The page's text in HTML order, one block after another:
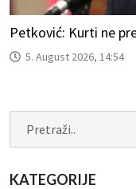
Petković: Kurti ne
5. August 2026, 14:54
KATEGORIJE